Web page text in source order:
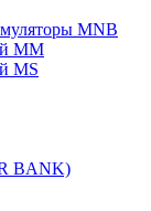
MNB
MM
MS
BANK)